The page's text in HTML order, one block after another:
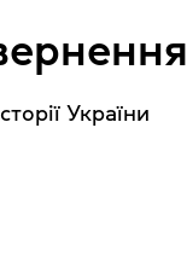
України